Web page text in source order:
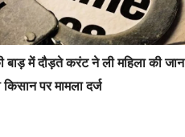
में दौड़ते करंट ने ली महिला की
किसान पर मामला दर्ज